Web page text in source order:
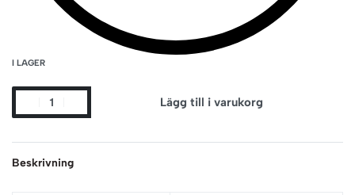
I LAGER
Lägg till i varukorg
Beskrivning